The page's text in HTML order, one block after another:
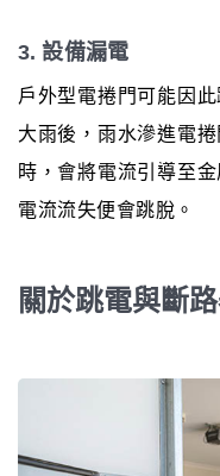
3. 設備漏電
戶外型電捲門可能因
大雨後，雨水滲進電
時，會將電流引導至
電流流失便會跳脫。
關於跳電與斷